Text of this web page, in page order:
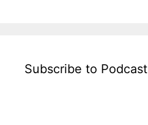
Subscribe to Podcast